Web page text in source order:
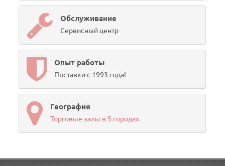
Обслуживание
Сервисный центр
Опыт работы
Поставки с 1993 года!
География
Торговые залы в 5 городах